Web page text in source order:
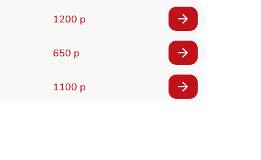
1200 р
650 р
1100 р